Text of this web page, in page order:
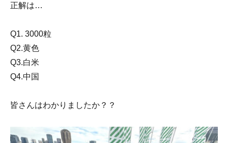
正解は…
Q1. 3000粒
Q2.黄色
Q3.白米
Q4.中国
皆さんはわかりましたか？？